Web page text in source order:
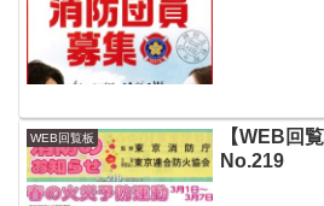
WEB回覧板
【WEB回
No.219